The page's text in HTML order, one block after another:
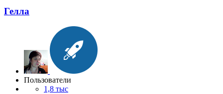
Гелла
Пользователи
1,8 тыс